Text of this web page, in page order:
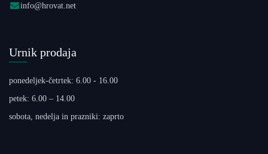
info@hrovat.net
Urnik prodaja
ponedeljek-četrtek: 6.00 - 16.00
petek: 6.00 – 14.00
sobota, nedelja in prazniki: zaprto